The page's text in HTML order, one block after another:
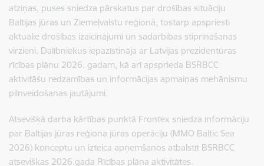
atziņas, puses sniedza pārskatus par drošības situāciju
Baltijas jūras un Ziemeļvalstu reģionā, tostarp apspriesti
aktuālie drošības izaicinājumi un sadarbības stiprināšanas
virzieni. Dalībniekus iepazīstināja ar Latvijas prezidentūras
rīcības plānu 2026. gadam, kā arī apsprieda BSRBCC
aktivitāšu redzamības un informācijas apmaiņas mehānismu
pilnveidošanas jautājumi.
Atsevišķā darba kārtības punktā Frontex sniedza informāciju
par Baltijas jūras reģiona jūras operāciju (MMO Baltic Sea
2026) konceptu un izteica apņemšanos atbalstīt BSRBCC
atsevišķas 2026.gada Rīcības plāna aktivitātes.